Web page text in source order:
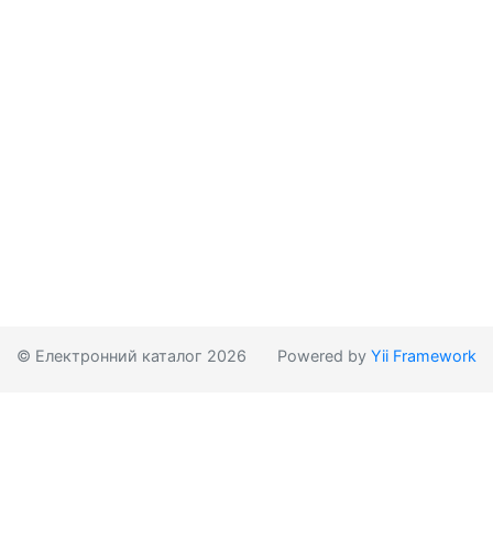
© Електронний каталог 2026 Powered by Yii Framework